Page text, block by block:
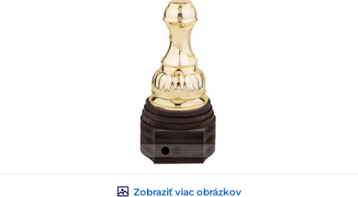
Zobraziť viac obrázkov